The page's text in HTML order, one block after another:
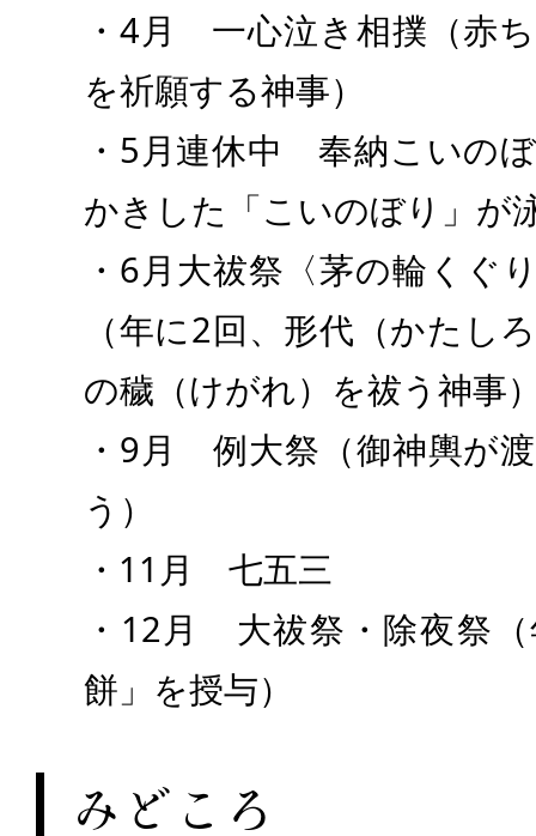
・4月 一心泣き相撲（赤
を祈願する神事）
・5月連休中 奉納こいの
かきした「こいのぼり」
・6月大祓祭〈茅の輪くぐ
（年に2回、形代（かたし
の穢（けがれ）を祓う神
・9月 例大祭（御神輿が
う）
・11月 七五三
・12月 大祓祭・除夜祭
餅」を授与）
みどころ